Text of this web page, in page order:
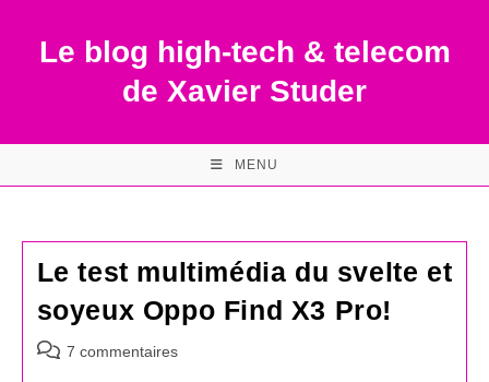
contentLe blog high-tech & telecom
de Xavier Studer
MENU
Le test multimédia du svelte et
soyeux Oppo Find X3 Pro!
Commentaires
7 commentaires